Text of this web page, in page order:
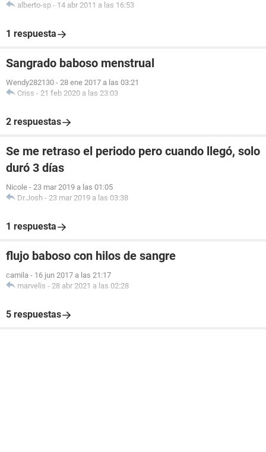
alberto-sp - 14 abr 2011 a las 16:53
1 respuesta
Sangrado baboso menstrual
Wendy282130 - 28 ene 2017 a las 03:21
Criss - 21 feb 2020 a las 23:03
2 respuestas
Se me retraso el periodo pero cuando llegó, solo
duró 3 días
Nicole - 23 mar 2019 a las 01:05
Dr.Josh - 23 mar 2019 a las 03:38
1 respuesta
flujo baboso con hilos de sangre
camila - 16 jun 2017 a las 21:17
marvelis - 28 abr 2021 a las 02:28
5 respuestas